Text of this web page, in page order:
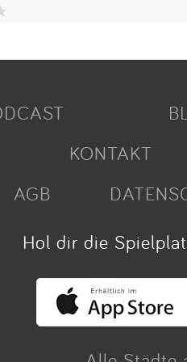
KONTAKT
AGB
Hol dir die